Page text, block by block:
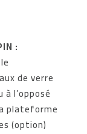
:
de verre
l’opposé
plateforme
(option)